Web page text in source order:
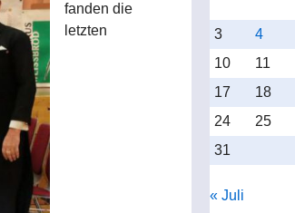
fanden die
letzten
3
4
10
11
17
18
24
25
31
« Juli